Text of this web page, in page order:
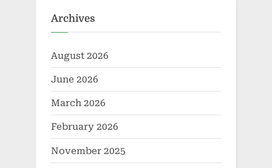
Archives
August 2026
June 2026
March 2026
February 2026
November 2025